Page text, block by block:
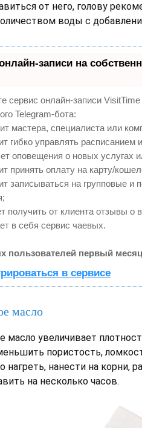
от него, голову
воды с
записи на
сервис онлайн-записи
Telegram-бота:
мастера, специалиста или
гибко управлять расписанием и
оповещения о новых услугах
принять оплату на карту/
записываться на групповые и
от клиента отзывы о
в себя сервис чаевых.
пользователей первый
в сервисе
масло
масло увеличивает
пористость,
нагреть, нанести на корни,
на несколько часов.